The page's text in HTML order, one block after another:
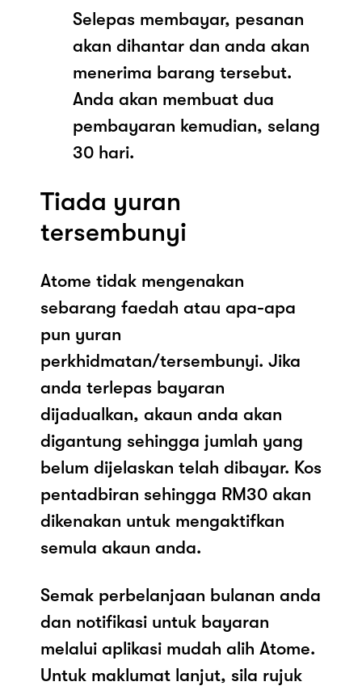
Selepas membayar, pesanan
akan dihantar dan anda akan
menerima barang tersebut.
Anda akan membuat dua
pembayaran kemudian, selang
30 hari.
Tiada yuran
tersembunyi
Atome tidak mengenakan
sebarang faedah atau apa-apa
pun yuran
perkhidmatan/tersembunyi. Jika
anda terlepas bayaran
dijadualkan, akaun anda akan
digantung sehingga jumlah yang
belum dijelaskan telah dibayar. Kos
pentadbiran sehingga RM30 akan
dikenakan untuk mengaktifkan
semula akaun anda.
Semak perbelanjaan bulanan anda
dan notifikasi untuk bayaran
melalui aplikasi mudah alih Atome.
Untuk maklumat lanjut, sila rujuk